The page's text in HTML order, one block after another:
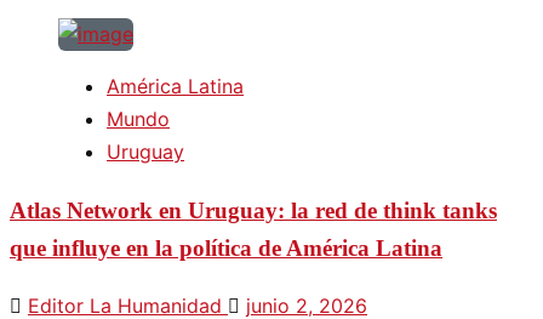
América Latina
Mundo
Uruguay
Atlas Network en Uruguay: la red de think tanks
que influye en la política de América Latina
Editor La Humanidad junio 2, 2026